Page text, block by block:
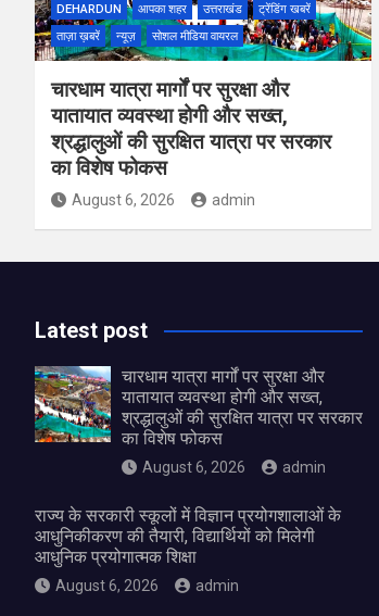
DEHARDUN आपका शहर उत्तराखंड
ट्रेंडिंग खबरें
ताज़ा ख़बरें
न्यूज़ सोशल मीडिया वायरल
चारधाम यात्रा मार्गों पर सुरक्षा और
यातायात व्यवस्था होगी और सख्त,
श्रद्धालुओं की सुरक्षित यात्रा पर सरकार
का विशेष फोकस
August 6, 2026 admin
Latest post
चारधाम यात्रा मार्गों पर सुरक्षा और
यातायात व्यवस्था होगी और सख्त,
श्रद्धालुओं की सुरक्षित यात्रा पर सरकार
का विशेष फोकस
August 6, 2026 admin
राज्य के सरकारी स्कूलों में विज्ञान प्रयोगशालाओं के
आधुनिकीकरण की तैयारी, विद्यार्थियों को मिलेगी
आधुनिक प्रयोगात्मक शिक्षा
August 6, 2026 admin